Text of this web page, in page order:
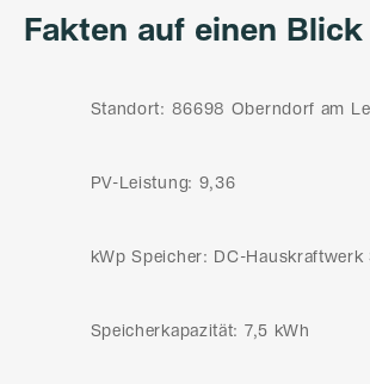
Fakten auf einen Blick
Standort: 86698 Oberndorf am
PV-Leistung: 9,36
kWp Speicher: DC-Hauskraftwerk
Speicherkapazität: 7,5 kWh